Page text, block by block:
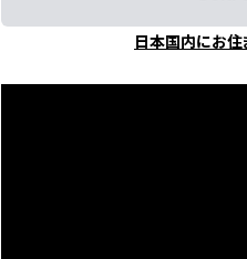
日本国内にお